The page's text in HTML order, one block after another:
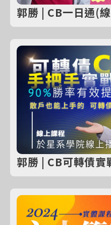
郭勝 | CB一日通(
郭勝 | CB可轉債